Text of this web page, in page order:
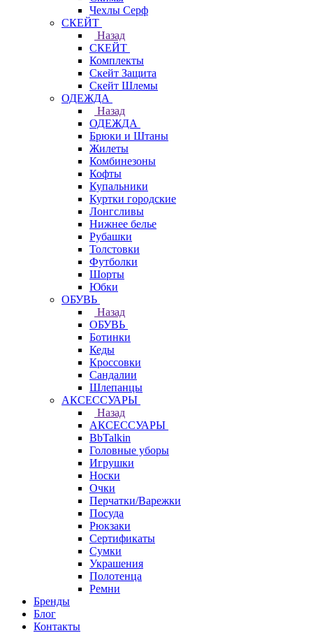
Чехлы Cерф
СКЕЙТ
Назад
СКЕЙТ
Комплекты
Скейт Защита
Скейт Шлемы
ОДЕЖДА
Назад
ОДЕЖДА
Брюки и Штаны
Жилеты
Комбинезоны
Кофты
Купальники
Куртки городские
Лонгсливы
Нижнее белье
Рубашки
Толстовки
Футболки
Шорты
Юбки
ОБУВЬ
Назад
ОБУВЬ
Ботинки
Кеды
Кроссовки
Сандалии
Шлепанцы
АКСЕССУАРЫ
Назад
АКСЕССУАРЫ
BbTalkin
Головные уборы
Игрушки
Носки
Очки
Перчатки/Варежки
Посуда
Рюкзаки
Сертификаты
Сумки
Украшения
Полотенца
Ремни
Бренды
Блог
Контакты